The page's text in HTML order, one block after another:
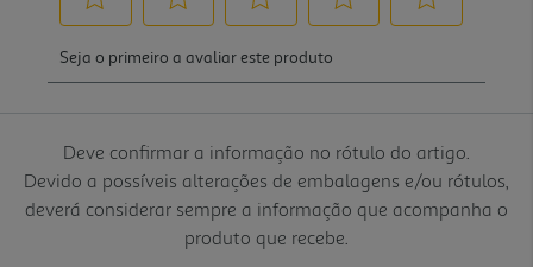
Deve confirmar a informação no rótulo do artigo.
Devido a possíveis alterações de embalagens e/ou rótulos,
deverá considerar sempre a informação que acompanha o
produto que recebe.